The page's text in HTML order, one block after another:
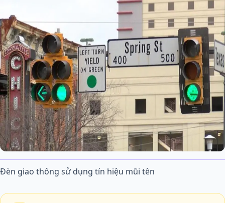
Đèn giao thông sử dụng tín hiệu mũi tên